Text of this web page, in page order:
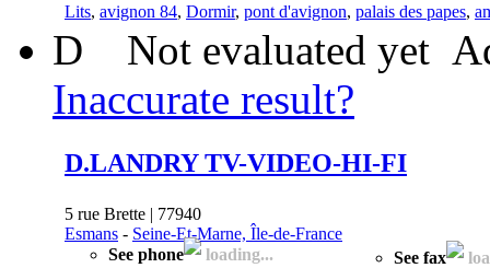
Lits, avignon 84, Dormir, pont d'avignon, palais des papes,
D Not evaluated yet
Inaccurate result?
D.LANDRY TV-VIDEO-HI-FI
5 rue Brette | 77940
Esmans - Seine-Et-Marne, Île-de-France
See phone
loading... See fax